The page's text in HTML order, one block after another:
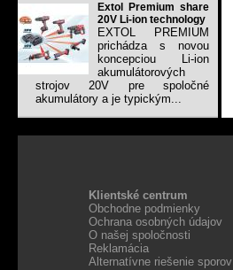
Extol Premium share
20V Li-ion technology
EXTOL PREMIUM
prichádza s novou
koncepciou Li-ion
akumulátorových
strojov 20V pre spoločné
akumulátory a je typickým...
Klientské centrum
Obchodne podmienky
Ochrana osobných údajov
O našej spoločnosti
Reklamácia
Alternatívne riešenie sporov